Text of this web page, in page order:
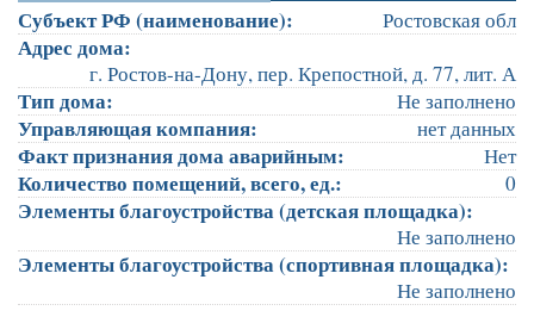
Субъект РФ (наименование): Ростовская обл
Адрес дома:
г. Ростов-на-Дону, пер. Крепостной, д. 77, лит. А
Тип дома: Не заполнено
Управляющая компания: нет данных
Факт признания дома аварийным: Нет
Количество помещений, всего, ед.: 0
Элементы благоустройства (детская площадка):
Не заполнено
Элементы благоустройства (спортивная площадка):
Не заполнено